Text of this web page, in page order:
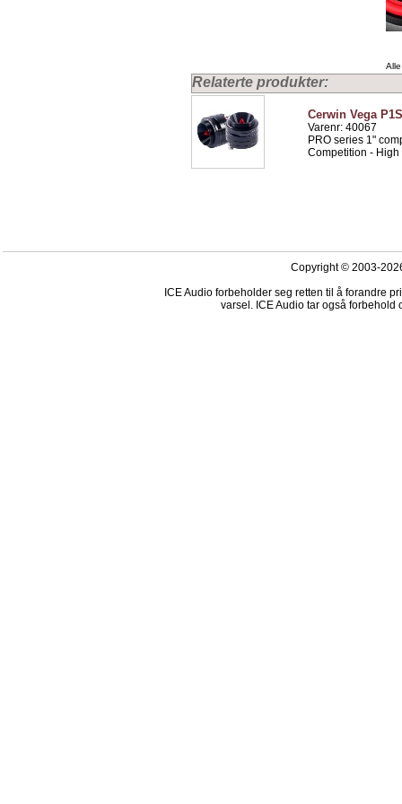
Relaterte produkter:
Cerwin Vega
Varenr: 40067
PRO series 1"
Competition - High
Copyright © 2003-
ICE Audio forbeholder seg retten til å forandre
varsel. ICE Audio tar også forbehold